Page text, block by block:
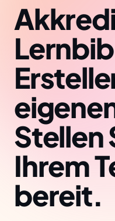
Stellen
Ihrem
bereit.